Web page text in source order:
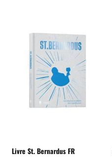
Livre St. Bernardus FR